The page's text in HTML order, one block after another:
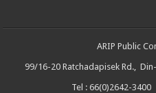
ARIP Public
99/16-20 Ratchadapisek Rd.,
Tel : 66(0)2642-